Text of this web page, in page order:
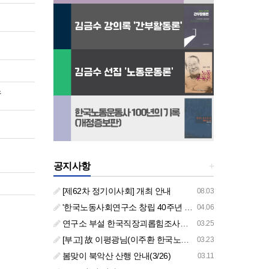
+
공지사항
08.03
[제62차 정기이사회] 개최 안내
04.06
'한국노동사회연구소 창립 40주년 기념 행사 안내'
03.25
연구소 부설 한국직장괴롭힘조사센터 '2026년도 주요 사업 안내' (교육/컨설팅)
03.23
[부고] 故 이평광님(이주환 한국노동사회연구소 부소장 부친상)
03.11
봄맞이 북악산 산행 안내(3/26)